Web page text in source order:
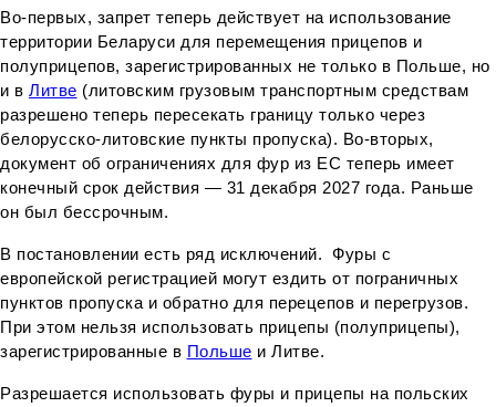
Во-первых, запрет теперь действует на использование
территории Беларуси для перемещения прицепов и
полуприцепов, зарегистрированных не только в Польше, но
и в Литве (литовским грузовым транспортным средствам
разрешено теперь пересекать границу только через
белорусско-литовские пункты пропуска). Во-вторых,
документ об ограничениях для фур из ЕС теперь имеет
конечный срок действия — 31 декабря 2027 года. Раньше
он был бессрочным.
В постановлении есть ряд исключений. Фуры с
европейской регистрацией могут ездить от пограничных
пунктов пропуска и обратно для перецепов и перегрузов.
При этом нельзя использовать прицепы (полуприцепы),
зарегистрированные в Польше и Литве.
Разрешается использовать фуры и прицепы на польских